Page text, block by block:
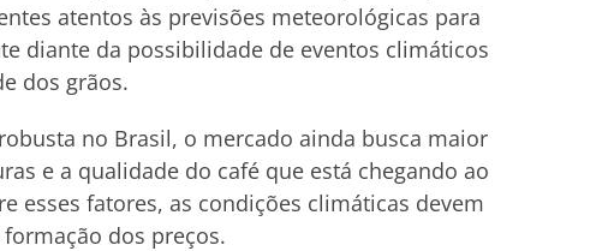
atentos às previsões meteorológicas para
diante da possibilidade de eventos climáticos
dos grãos.
no Brasil, o mercado ainda busca maior
e a qualidade do café que está chegando ao
esses fatores, as condições climáticas devem
dos preços.